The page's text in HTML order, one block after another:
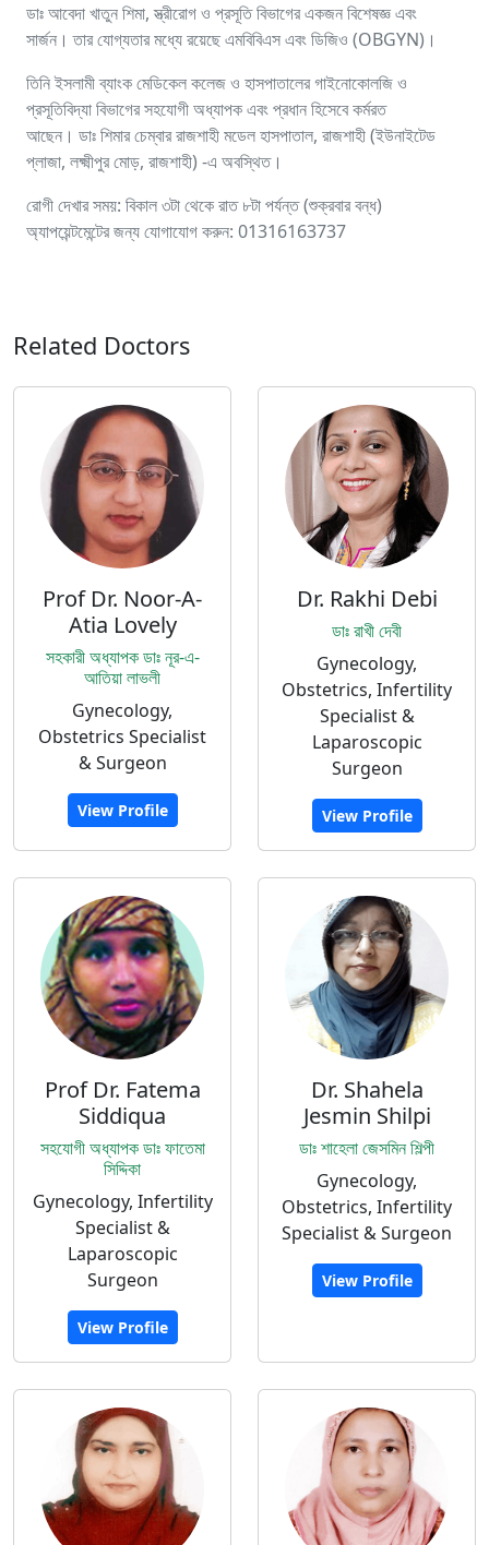
ডাঃ আবেদা খাতুন শিমা, স্ত্রীরোগ ও প্রসূতি বিভাগের একজন বিশেষজ্ঞ এবং
সার্জন। তার যোগ্যতার মধ্যে রয়েছে এমবিবিএস এবং ডিজিও (OBGYN)।
তিনি ইসলামী ব্যাংক মেডিকেল কলেজ ও হাসপাতালের গাইনোকোলজি ও
প্রসূতিবিদ্যা বিভাগের সহযোগী অধ্যাপক এবং প্রধান হিসেবে কর্মরত
আছেন। ডাঃ শিমার চেম্বার রাজশাহী মডেল হাসপাতাল, রাজশাহী (ইউনাইটেড
প্লাজা, লক্ষ্মীপুর মোড়, রাজশাহী) -এ অবস্থিত।
রোগী দেখার সময়: বিকাল ৩টা থেকে রাত ৮টা পর্যন্ত (শুক্রবার বন্ধ)
অ্যাপয়েন্টমেন্টের জন্য যোগাযোগ করুন: 01316163737
Related Doctors
Prof Dr. Noor-A-
Atia Lovely
সহকারী অধ্যাপক ডাঃ নূর-এ-
আতিয়া লাভলী
Gynecology,
Obstetrics Specialist
& Surgeon
View Profile
Dr. Rakhi Debi
ডাঃ রাখী দেবী
Gynecology,
Obstetrics, Infertility
Specialist &
Laparoscopic
Surgeon
View Profile
Prof Dr. Fatema
Siddiqua
সহযোগী অধ্যাপক ডাঃ ফাতেমা
সিদ্দিকা
Gynecology, Infertility
Specialist &
Laparoscopic
Surgeon
View Profile
Dr. Shahela
Jesmin Shilpi
ডাঃ শাহেলা জেসমিন শিল্পী
Gynecology,
Obstetrics, Infertility
Specialist & Surgeon
View Profile